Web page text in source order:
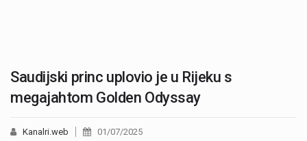
Saudijski princ uplovio je u Rijeku s
megajahtom Golden Odyssay
Kanalri.web 01/07/2025